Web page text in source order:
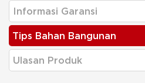
Informasi Garansi
Tips Bahan Bangunan
Ulasan Produk